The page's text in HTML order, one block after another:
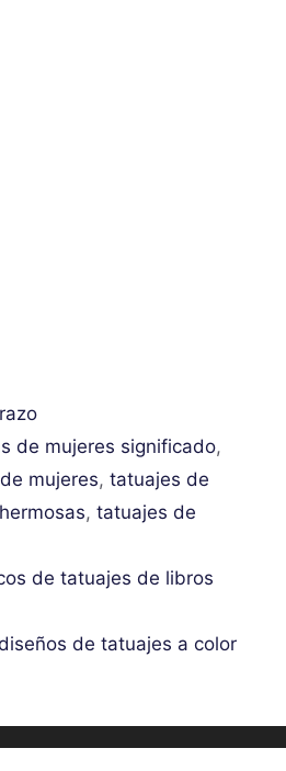
de mujeres significado,
mujeres, tatuajes de
, tatuajes de
de tatuajes de libros
de tatuajes a color